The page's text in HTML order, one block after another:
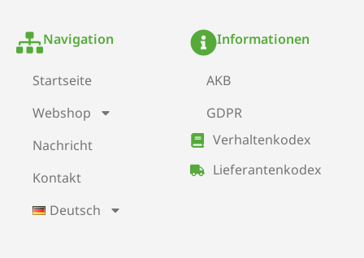
Navigation
Startseite
Webshop
Nachricht
Kontakt
Deutsch
Informationen
AKB
GDPR
Verhaltenkodex
Lieferantenkodex